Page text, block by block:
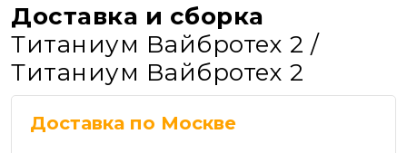
Доставка и сборка
Титаниум Вайбротех 2 /
Титаниум Вайбротех 2
Доставка по Москве